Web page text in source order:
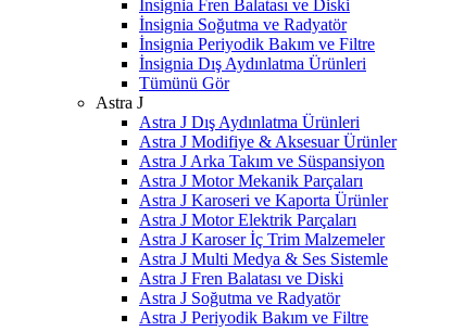
İnsignia Fren Balatası ve Diski
İnsignia Soğutma ve Radyatör
İnsignia Periyodik Bakım ve Filtre
İnsignia Dış Aydınlatma Ürünleri
Tümünü Gör
Astra J
Astra J Dış Aydınlatma Ürünleri
Astra J Modifiye & Aksesuar Ürünler
Astra J Arka Takım ve Süspansiyon
Astra J Motor Mekanik Parçaları
Astra J Karoseri ve Kaporta Ürünler
Astra J Motor Elektrik Parçaları
Astra J Karoser İç Trim Malzemeler
Astra J Multi Medya & Ses Sistemle
Astra J Fren Balatası ve Diski
Astra J Soğutma ve Radyatör
Astra J Periyodik Bakım ve Filtre